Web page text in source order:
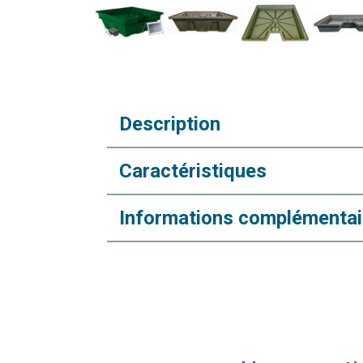
Description
Caractéristiques
Informations